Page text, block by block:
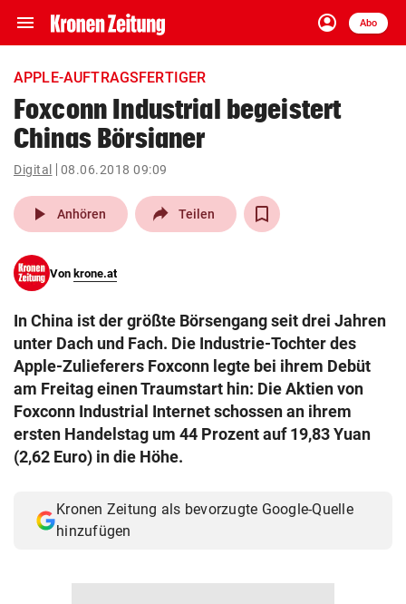
menu Navigation
ein-/ausklappen
account_circle
Anmelden
Abo
close Schließen
account_circle Anmelden
pin_drop
Wien arrow_right
search
eingeben
Muthgasse 2, 1190 Wien
APPLE-AUFTRAGSFERTIGER
Foxconn Industrial begeistert
Chinas Börsianer
Digital 08.06.2018 09:09
play_arrow Anhören Teilen
Von krone.at
In China ist der größte Börsengang seit drei Jahren
unter Dach und Fach. Die Industrie-Tochter des
Apple-Zulieferers Foxconn legte bei ihrem Debüt
am Freitag einen Traumstart hin: Die Aktien von
Foxconn Industrial Internet schossen an ihrem
ersten Handelstag um 44 Prozent auf 19,83 Yuan
(2,62 Euro) in die Höhe.
Kronen Zeitung als bevorzugte Google-Quelle
hinzufügen